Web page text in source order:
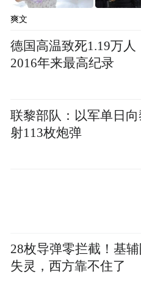
上相关企业贷款248
彤表示。
“特别声明：以上作品内
频)为凤凰网旗下自媒体
布，本平台仅提供信息存储
Notice: The content
pictures and audios if
by the user of Dafeng
爽文
德国高温致死1.19万人
2016年来最高纪录
联黎部队：以军单日向
射113枚炮弹
28枚导弹零拦截！基
失灵，西方靠不住了